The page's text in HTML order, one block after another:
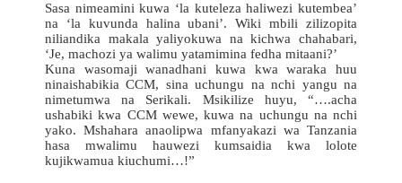
Sasa nimeamini kuwa ‘la kuteleza haliwezi kutembea’
na ‘la kuvunda halina ubani’. Wiki mbili zilizopita
niliandika makala yaliyokuwa na kichwa chahabari,
‘Je, machozi ya walimu yatamimina fedha mitaani?’
Kuna wasomaji wanadhani kuwa kwa waraka huu
ninaishabikia CCM, sina uchungu na nchi yangu na
nimetumwa na Serikali. Msikilize huyu, “….acha
ushabiki kwa CCM wewe, kuwa na uchungu na nchi
yako. Mshahara anaolipwa mfanyakazi wa Tanzania
hasa mwalimu hauwezi kumsaidia kwa lolote
kujikwamua kiuchumi…!”